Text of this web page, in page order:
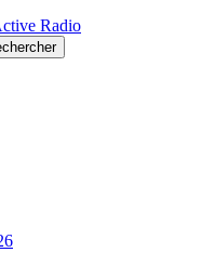
Radio